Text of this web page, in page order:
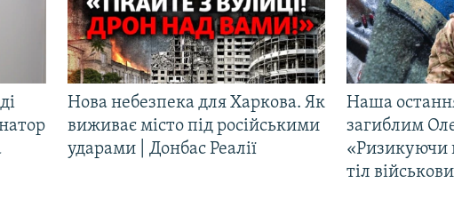
Нова небезпека для Харкова. Як
виживає місто під російськими
ударами | Донбас Реалії
Наша
загиблим
«Ризикуючи
тіл